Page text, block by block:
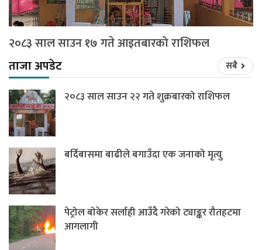
२०८३ साल साउन १७ गते आइतबारको राशिफल
ताजा अपडेट
सबै
२०८३ साल साउन २२ गते शुक्रबारको राशिफल
बर्दिबासमा बाढीले बगाउँदा एक जनाको मृत्यु
पेट्रोल बोकेर सर्लाही आउँदै गरेको ट्याङ्कर रौतहटमा
आगलागी